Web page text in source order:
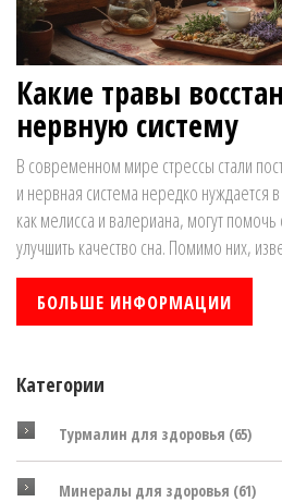
Какие травы
нервную систему
В современном мире стрессы стали
и нервная система нередко нуждается
как мелисса и валериана, могут помочь
улучшить качество сна. Помимо них,
средства, которые при регулярном
нервную систему. Узнайте, какие травы
союзниками в борьбе с напряжением и
БОЛЬШЕ ИНФОРМАЦИИ
Категории
Турмалин для здоровья (65)
Минералы для здоровья (61)